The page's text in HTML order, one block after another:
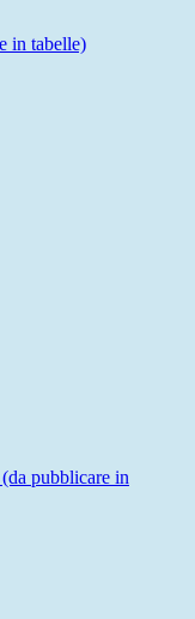
in tabelle)
pubblicare in